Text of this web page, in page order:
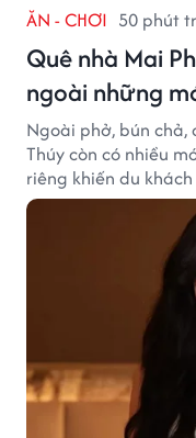
ĂN - CHƠI 50 phút
Quê nhà Mai
ngoài những
Ngoài phở, bún chả,
Thúy còn có nhiều
riêng khiến du